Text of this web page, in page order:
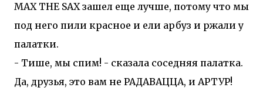
MAX THE SAX зашел еще лучше, потому что мы
под него пили красное и ели арбуз и ржали у
палатки.
- Тише, мы спим! - сказала соседняя палатка.
Да, друзья, это вам не РАДАВАЦЦА, и АРТУР!